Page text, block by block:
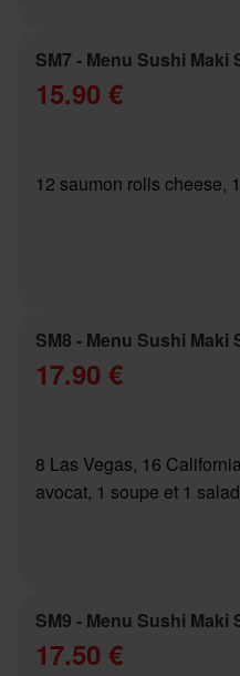
SM7 - Menu Sushi Maki
15.90 €
12 saumon rolls cheese,
SM8 - Menu Sushi Maki
17.90 €
8 Las Vegas, 16
avocat, 1 soupe et 1
SM9 - Menu Sushi Maki
17.50 €